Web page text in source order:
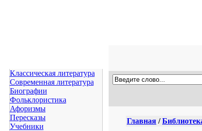
Классическая литература
Современная литература
Биографии
Фольклористика
Афоризмы
Пересказы
Учебники
Главная /